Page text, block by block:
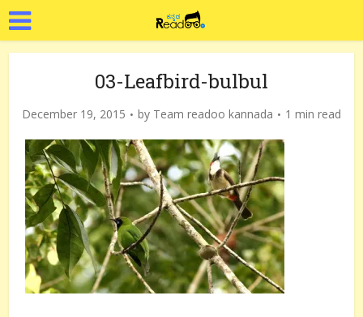
03-Leafbird-bulbul
December 19, 2015 by Team readoo kannada 1 min read